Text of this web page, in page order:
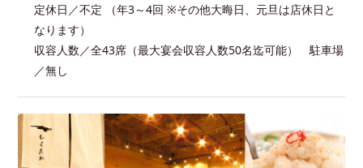
定休日／不定 （年3～4回 ※その他大晦日、元旦は店休日と
なります）
収容人数／全43席（最大宴会収容人数50名迄可能） 駐車場
／無し